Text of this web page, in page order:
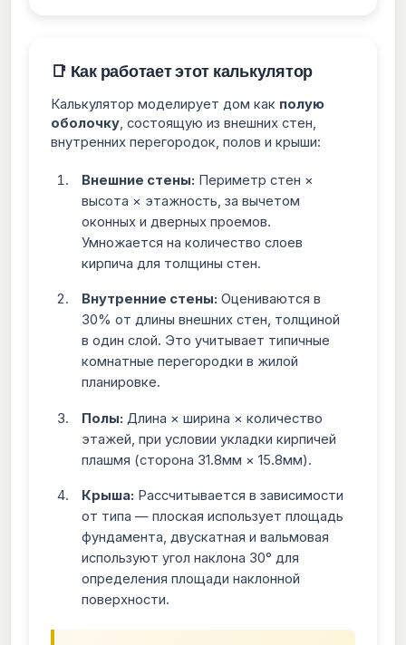
📑 Как работает этот калькулятор
Калькулятор моделирует дом как полую
оболочку, состоящую из внешних стен,
внутренних перегородок, полов и крыши:
Внешние стены: Периметр стен ×
высота × этажность, за вычетом
оконных и дверных проемов.
Умножается на количество слоев
кирпича для толщины стен.
Внутренние стены: Оцениваются в
30% от длины внешних стен, толщиной
в один слой. Это учитывает типичные
комнатные перегородки в жилой
планировке.
Полы: Длина × ширина × количество
этажей, при условии укладки кирпичей
плашмя (сторона 31.8мм × 15.8мм).
Крыша: Рассчитывается в зависимости
от типа — плоская использует площадь
фундамента, двускатная и вальмовая
используют угол наклона 30° для
определения площади наклонной
поверхности.